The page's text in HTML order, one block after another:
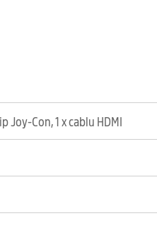
Joy-Con, 1 x cablu HDMI